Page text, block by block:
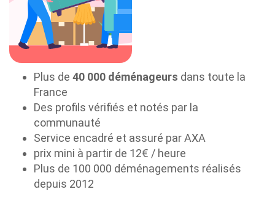
Plus de 40 000 déménageurs dans toute la
France
Des profils vérifiés et notés par la
communauté
Service encadré et assuré par AXA
prix mini à partir de 12€ / heure
Plus de 100 000 déménagements réalisés
depuis 2012